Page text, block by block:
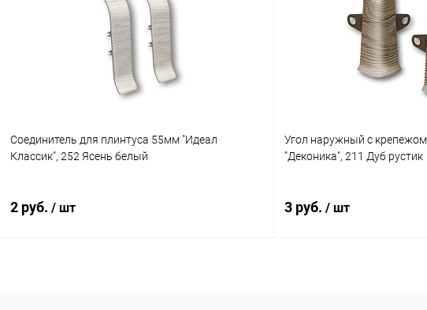
Сравнение
В наличии
Купить в 1 клик
В избранное
Соединитель для плинтуса 55мм "Идеал
Классик", 252 Ясень белый
2 руб. / шт
Угол наружный с
"Деконика", 211 Дуб рустик
3 руб. / шт